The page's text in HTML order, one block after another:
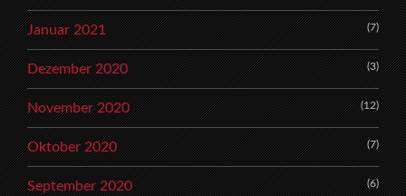
Januar 2021 (7)
Dezember 2020 (3)
November 2020 (12)
Oktober 2020 (7)
September 2020 (6)